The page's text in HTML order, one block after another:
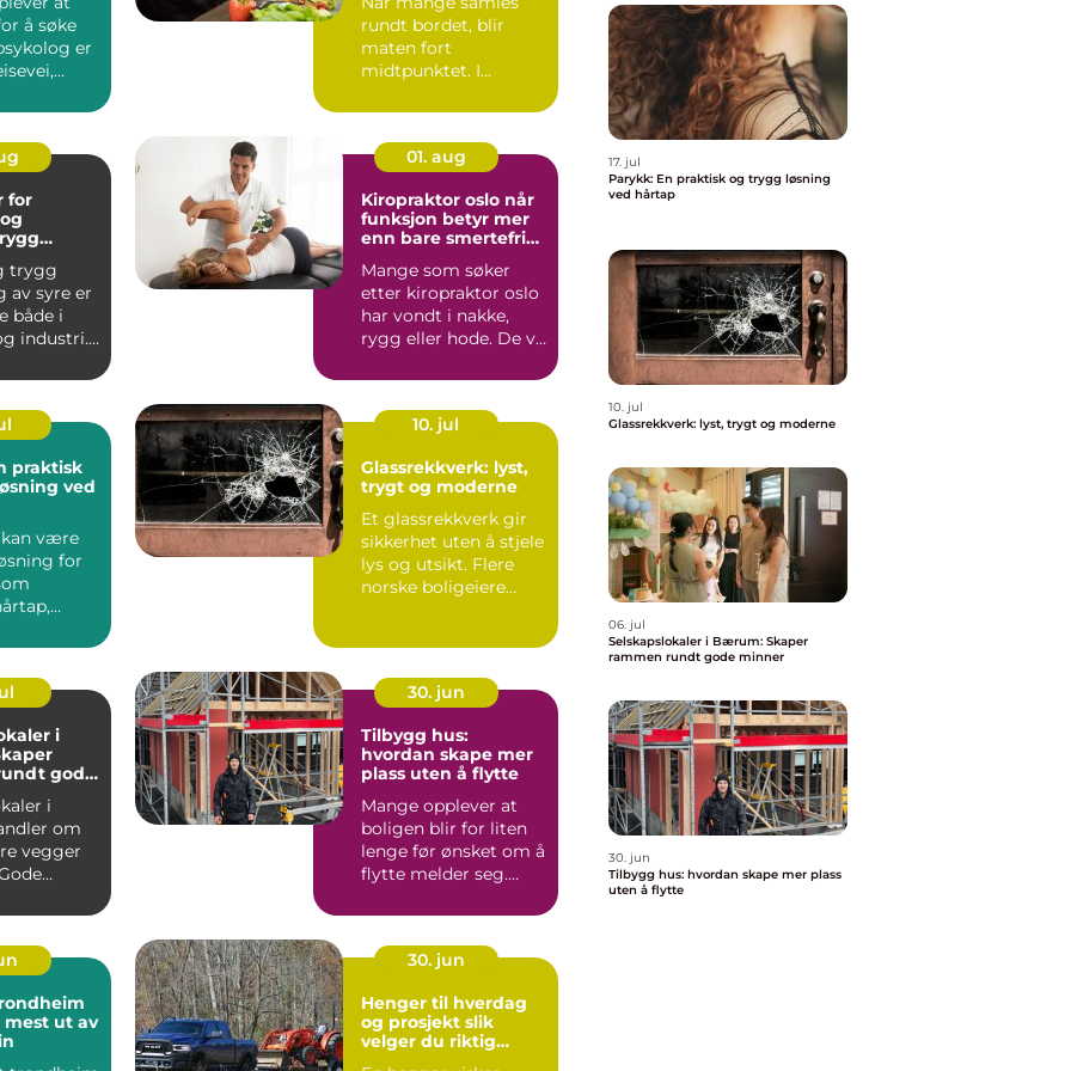
å søke
er
rundt bordet, blir
maten fort
midtpunktet. I
mot thailandsk c...
for
trygg
av syre er
både i
industri.
01. aug
Kiropraktor oslo når
funksjon betyr mer
enn bare smertefri
Mange som søker
etter kiropraktor oslo
har vondt i nakke,
rygg eller hode. De vil
praktisk
ved
kan være
for
10. jul
Glassrekkverk: lyst,
trygt og moderne
Et glassrekkverk gir
sikkerhet uten å stjele
lys og utsikt. Flere
norske boligeiere
i
gode
i
om
vegger
30. jun
Tilbygg hus:
hvordan skape mer
plass uten å flytte
Mange opplever at
boligen blir for liten
lenge før ønsket om å
flytte melder seg.
mest ut av
30. jun
Henger til hverdag
og prosjekt slik
velger du riktig
17. jul
Parykk: En praktisk og trygg løsning
ved hårtap
10. jul
Glassrekkverk: lyst, trygt og moderne
06. jul
Selskapslokaler i Bærum: Skaper
rammen rundt gode minner
30. jun
Tilbygg hus: hvordan skape mer plass
uten å flytte